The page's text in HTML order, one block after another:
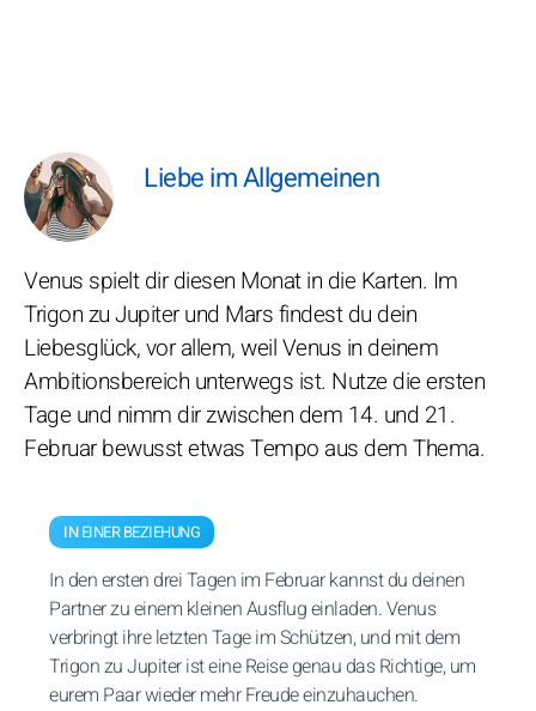
Liebe im Allgemeinen
Venus spielt dir diesen Monat in die Karten. Im
Trigon zu Jupiter und Mars findest du dein
Liebesglück, vor allem, weil Venus in deinem
Ambitionsbereich unterwegs ist. Nutze die ersten
Tage und nimm dir zwischen dem 14. und 21.
Februar bewusst etwas Tempo aus dem Thema.
IN EINER BEZIEHUNG
In den ersten drei Tagen im Februar kannst du deinen
Partner zu einem kleinen Ausflug einladen. Venus
verbringt ihre letzten Tage im Schützen, und mit dem
Trigon zu Jupiter ist eine Reise genau das Richtige, um
eurem Paar wieder mehr Freude einzuhauchen.